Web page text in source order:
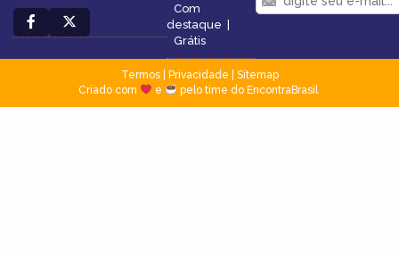
Com
destaque |
Grátis
Termos| Privacidade
Sitemap
Criado com
e pelo time do EncontraBrasil